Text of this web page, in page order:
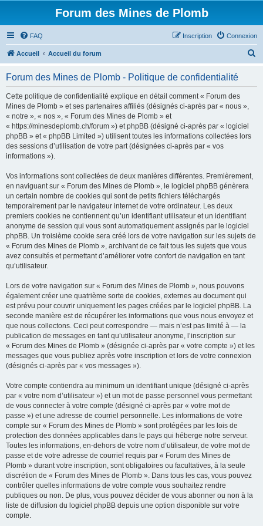
Forum des Mines de Plomb
FAQ Connexion
Inscription
Accueil Accueil du forum
Forum des Mines de Plomb - Politique de confidentialité
Cette politique de confidentialité explique en détail comment « Forum des
Mines de Plomb » et ses partenaires affiliés (désignés ci-après par « nous »,
« notre », « nos », « Forum des Mines de Plomb » et
« https://minesdeplomb.ch/forum ») et phpBB (désigné ci-après par « logiciel
phpBB » et « phpBB Limited ») utilisent toutes les informations collectées lors
des sessions d’utilisation de votre part (désignées ci-après par « vos
informations »).
Vos informations sont collectées de deux manières différentes. Premièrement,
en naviguant sur « Forum des Mines de Plomb », le logiciel phpBB génèrera
un certain nombre de cookies qui sont de petits fichiers téléchargés
temporairement par le navigateur internet de votre ordinateur. Les deux
premiers cookies ne contiennent qu’un identifiant utilisateur et un identifiant
anonyme de session qui vous sont automatiquement assignés par le logiciel
phpBB. Un troisième cookie sera créé lors de votre navigation sur les sujets de
« Forum des Mines de Plomb », archivant de ce fait tous les sujets que vous
avez consultés et permettant d’améliorer votre confort de navigation en tant
qu’utilisateur.
Lors de votre navigation sur « Forum des Mines de Plomb », nous pouvons
également créer une quatrième sorte de cookies, externes au document qui
est prévu pour couvrir uniquement les pages créées par le logiciel phpBB. La
seconde manière est de récupérer les informations que vous nous envoyez et
que nous collectons. Ceci peut correspondre — mais n’est pas limité à — la
publication de messages en tant qu’utilisateur anonyme, l’inscription sur
« Forum des Mines de Plomb » (désignée ci-après par « votre compte ») et les
messages que vous publiez après votre inscription et lors de votre connexion
(désignés ci-après par « vos messages »).
Votre compte contiendra au minimum un identifiant unique (désigné ci-après
par « votre nom d’utilisateur ») et un mot de passe personnel vous permettant
de vous connecter à votre compte (désigné ci-après par « votre mot de
passe ») et une adresse de courriel personnelle. Les informations de votre
compte sur « Forum des Mines de Plomb » sont protégées par les lois de
protection des données applicables dans le pays qui héberge notre serveur.
Toutes les informations, en-dehors de votre nom d’utilisateur, de votre mot de
passe et de votre adresse de courriel requis par « Forum des Mines de
Plomb » durant votre inscription, sont obligatoires ou facultatives, à la seule
discrétion de « Forum des Mines de Plomb ». Dans tous les cas, vous pouvez
contrôler quelles informations de votre compte vous souhaitez rendre
publiques ou non. De plus, vous pouvez décider de vous abonner ou non à la
liste de diffusion du logiciel phpBB depuis une option disponible sur votre
compte.